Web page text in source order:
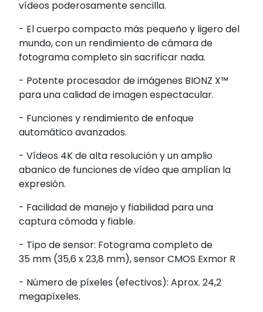
vídeos poderosamente sencilla.
- El cuerpo compacto más pequeño y ligero del
mundo, con un rendimiento de cámara de
fotograma completo sin sacrificar nada.
- Potente procesador de imágenes BIONZ X™
para una calidad de imagen espectacular.
- Funciones y rendimiento de enfoque
automático avanzados.
- Vídeos 4K de alta resolución y un amplio
abanico de funciones de vídeo que amplían la
expresión.
- Facilidad de manejo y fiabilidad para una
captura cómoda y fiable.
- Tipo de sensor: Fotograma completo de
35 mm (35,6 x 23,8 mm), sensor CMOS Exmor R
- Número de píxeles (efectivos): Aprox. 24,2
megapíxeles.